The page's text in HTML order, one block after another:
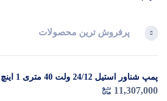
پرفروش ترین محصولات
پمپ شناور استیل 24/12 ولت 40 متری 1 اینچ سولار
11,307,000